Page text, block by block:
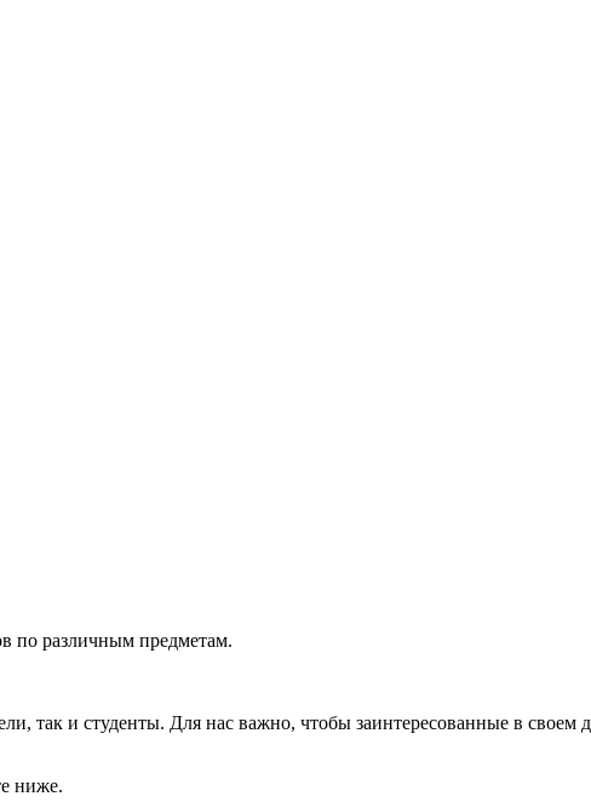
по различным предметам.
так и студенты. Для нас важно, чтобы заинтересованные в своем
ниже.